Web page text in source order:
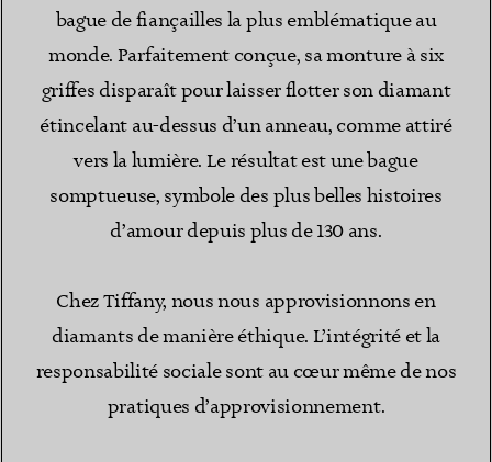
bague de fiançailles la plus emblématique au
monde. Parfaitement conçue, sa monture à six
griffes disparaît pour laisser flotter son diamant
étincelant au-dessus d’un anneau, comme attiré
vers la lumière. Le résultat est une bague
somptueuse, symbole des plus belles histoires
d’amour depuis plus de 130 ans.
Chez Tiffany, nous nous approvisionnons en
diamants de manière éthique. L’intégrité et la
responsabilité sociale sont au cœur même de nos
pratiques d’approvisionnement.